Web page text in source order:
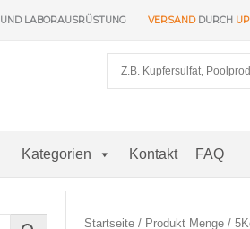
UND LABORAUSRÜSTUNG VERSANDDURCH
Kategorien Kontakt FAQ
Startseite / Produkt Menge /